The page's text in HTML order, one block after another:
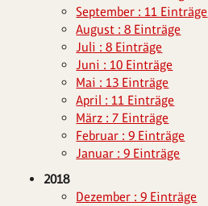
September : 11 Einträge
August : 8 Einträge
Juli : 8 Einträge
Juni : 10 Einträge
Mai : 13 Einträge
April : 11 Einträge
März : 7 Einträge
Februar : 9 Einträge
Januar : 9 Einträge
2018
Dezember : 9 Einträge